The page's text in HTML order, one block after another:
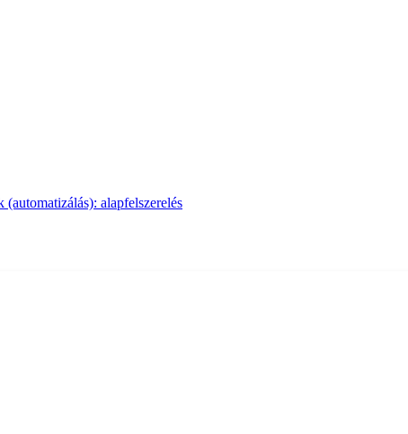
(automatizálás): alapfelszerelés